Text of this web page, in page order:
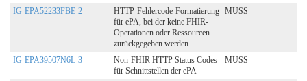
IG-EPA52233FBE-2
HTTP-Fehlercode-Formatierung
für ePA, bei der keine FHIR-
Operationen oder Ressourcen
zurückgegeben werden.
MUSS
IG-EPA39507N6L-3
Non-FHIR HTTP Status Codes
für Schnittstellen der ePA
MUSS